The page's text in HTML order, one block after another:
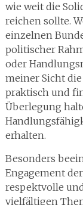
wie weit die
reichen sollte.
einzelnen
politischer
oder
meiner Sicht
praktisch und
Überlegung
erhalten.
Besonders
Engagement
respektvolle
vielfältigen